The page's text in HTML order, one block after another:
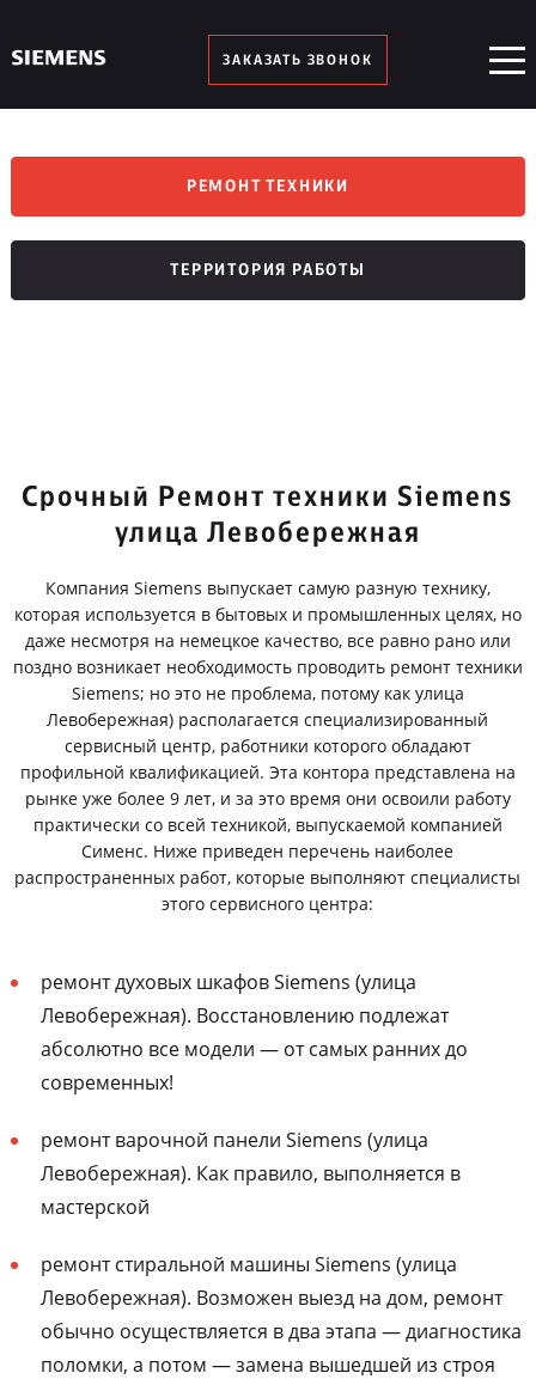
ЗАКАЗАТЬ ЗВОНОК
РЕМОНТ ТЕХНИКИ
ТЕРРИТОРИЯ РАБОТЫ
Срочный Ремонт техники Siemens
улица Левобережная
Компания Siemens выпускает самую разную технику,
которая используется в бытовых и промышленных целях, но
даже несмотря на немецкое качество, все равно рано или
поздно возникает необходимость проводить ремонт техники
Siemens; но это не проблема, потому как улица
Левобережная) располагается специализированный
сервисный центр, работники которого обладают
профильной квалификацией. Эта контора представлена на
рынке уже более 9 лет, и за это время они освоили работу
практически со всей техникой, выпускаемой компанией
Сименс. Ниже приведен перечень наиболее
распространенных работ, которые выполняют специалисты
этого сервисного центра:
ремонт духовых шкафов Siemens (улица
Левобережная). Восстановлению подлежат
абсолютно все модели — от самых ранних до
современных!
ремонт варочной панели Siemens (улица
Левобережная). Как правило, выполняется в
мастерской
ремонт стиральной машины Siemens (улица
Левобережная). Возможен выезд на дом, ремонт
обычно осуществляется в два этапа — диагностика
поломки, а потом — замена вышедшей из строя